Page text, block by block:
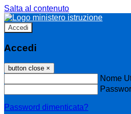
Salta al contenuto
Accedi
Accedi
button close ×
Nome
Password dimenticata?